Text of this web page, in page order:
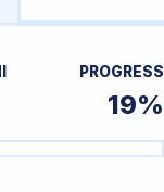
PROGRESS
19%